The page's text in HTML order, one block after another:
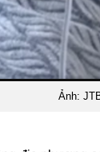
Ảnh: